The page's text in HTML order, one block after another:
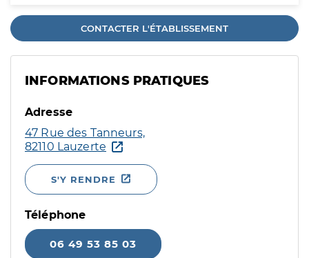
CONTACTER L'ÉTABLISSEMENT
INFORMATIONS PRATIQUES
Adresse
47 Rue des Tanneurs,
82110 Lauzerte
S'Y RENDRE
Téléphone
06 49 53 85 03